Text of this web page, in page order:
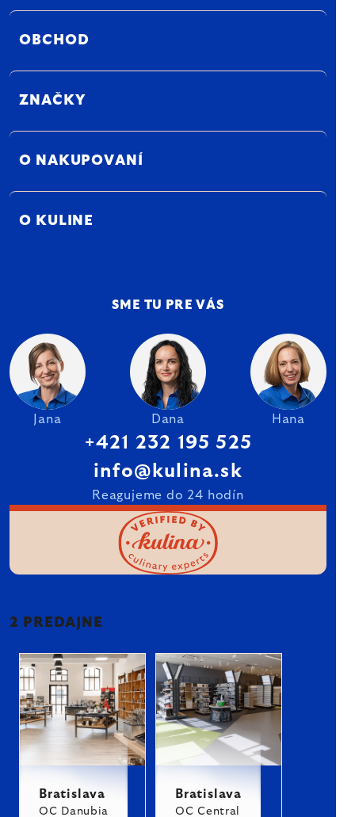
OBCHOD
ZNAČKY
O NAKUPOVANÍ
O KULINE
SME TU PRE VÁS
Jana Dana Hana
+421 232 195 525
info@kulina.sk
Reagujeme do 24 hodín
2 PREDAJNE
Bratislava
OC Danubia
Bratislava
OC Central